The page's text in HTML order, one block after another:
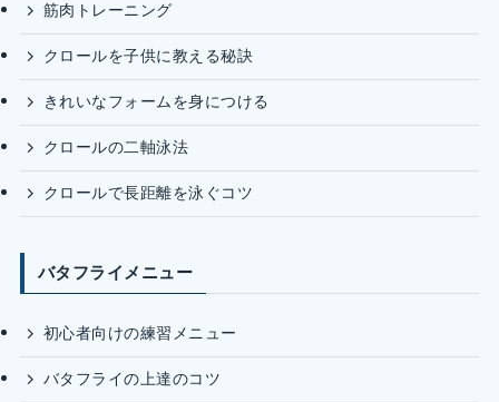
筋肉トレーニング
クロールを子供に教える秘訣
きれいなフォームを身につける
クロールの二軸泳法
クロールで長距離を泳ぐコツ
バタフライメニュー
初心者向けの練習メニュー
バタフライの上達のコツ